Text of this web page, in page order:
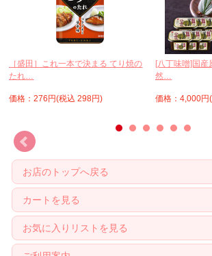
［盛田］これ一本で決まる てり焼の
たれ…
価格：276円(税込 298円)
[八丁味噌]国
然…
価格：4,000円
お店のトップへ戻る
カートを見る
お気に入りリストを見る